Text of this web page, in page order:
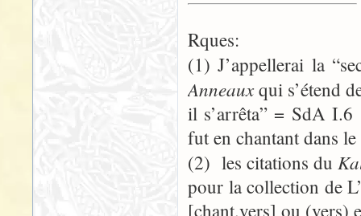
Rques:
(1) J’appellerai la
Anneauxqui s’étend
il s’arrêta” = SdA
fut en chantant dans
(2) les citations du
pour la collection de
[chant.vers] ou (vers)